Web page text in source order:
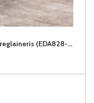
LANCASTER-III (II gr.) trivietė sofa-reglaineris (EDA828-05 Rudas)